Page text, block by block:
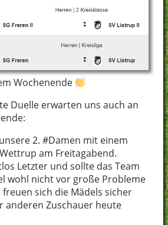
Wochenende
Duelle erwarten uns auch an
2. #Damen mit einem
am Freitagabend.
Letzter und sollte das Team
wohl nicht vor große Probleme
sich die Mädels sicher
anderen Zuschauer heute